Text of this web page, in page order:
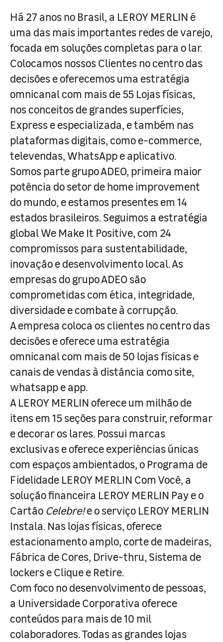
Há 27 anos no Brasil, a LEROY MERLIN é
uma das mais importantes redes de varejo,
focada em soluções completas para o lar.
Colocamos nossos Clientes no centro das
decisões e oferecemos uma estratégia
omnicanal com mais de 55 Lojas físicas,
nos conceitos de grandes superfícies,
Express e especializada, e também nas
plataformas digitais, como e-commerce,
televendas, WhatsApp e aplicativo.
Somos parte grupo ADEO, primeira maior
potência do setor de home improvement
do mundo, e estamos presentes em 14
estados brasileiros. Seguimos a estratégia
global We Make It Positive, com 24
compromissos para sustentabilidade,
inovação e desenvolvimento local. As
empresas do grupo ADEO são
comprometidas com ética, integridade,
diversidade e combate à corrupção.
A empresa coloca os clientes no centro das
decisões e oferece uma estratégia
omnicanal com mais de 50 lojas físicas e
canais de vendas à distância como site,
whatsapp e app.
A LEROY MERLIN oferece um milhão de
itens em 15 seções para construir, reformar
e decorar os lares. Possui marcas
exclusivas e oferece experiências únicas
com espaços ambientados, o Programa de
Fidelidade LEROY MERLIN Com Você, a
solução financeira LEROY MERLIN Pay e o
Cartão Celebre!e o serviço LEROY MERLIN
Instala. Nas lojas físicas, oferece
estacionamento amplo, corte de madeiras,
Fábrica de Cores, Drive-thru, Sistema de
lockers e Clique e Retire.
Com foco no desenvolvimento de pessoas,
a Universidade Corporativa oferece
conteúdos para mais de 10 mil
colaboradores. Todas as grandes lojas